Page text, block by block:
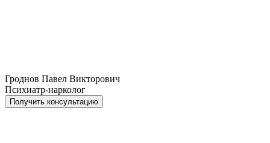
Гроднов Павел Викторович
Психиатр-нарколог
Получить консультацию